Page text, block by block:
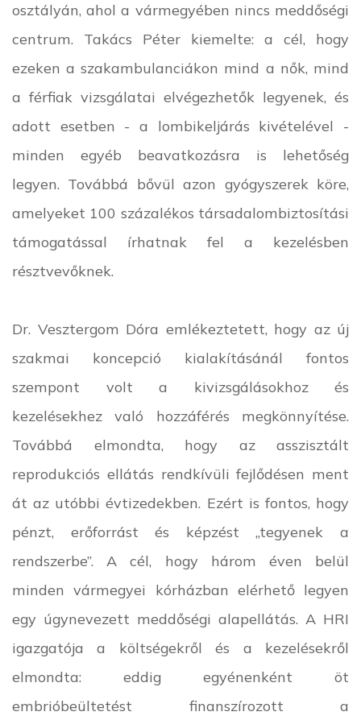
osztályán, ahol a vármegyében nincs meddőségi
centrum. Takács Péter kiemelte: a cél, hogy
ezeken a szakambulanciákon mind a nők, mind
a férfiak vizsgálatai elvégezhetők legyenek, és
adott esetben - a lombikeljárás kivételével -
minden egyéb beavatkozásra is lehetőség
legyen. Továbbá bővül azon gyógyszerek köre,
amelyeket 100 százalékos társadalombiztosítási
támogatással írhatnak fel a kezelésben
résztvevőknek.
Dr. Vesztergom Dóra emlékeztetett, hogy az új
szakmai koncepció kialakításánál fontos
szempont volt a kivizsgálásokhoz és
kezelésekhez való hozzáférés megkönnyítése.
Továbbá elmondta, hogy az asszisztált
reprodukciós ellátás rendkívüli fejlődésen ment
át az utóbbi évtizedekben. Ezért is fontos, hogy
pénzt, erőforrást és képzést „tegyenek a
rendszerbe”. A cél, hogy három éven belül
minden vármegyei kórházban elérhető legyen
egy úgynevezett meddőségi alapellátás. A HRI
igazgatója a költségekről és a kezelésekről
elmondta: eddig egyénenként öt
embrióbeültetést finanszírozott a